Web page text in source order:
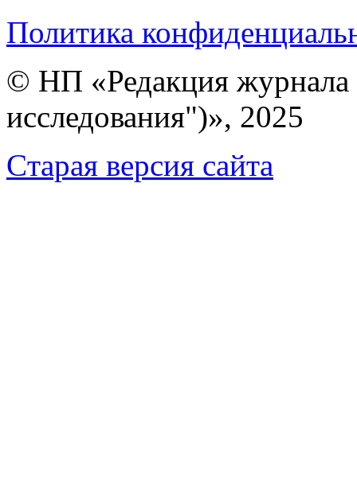
Политика
© НП «Редакция
исследования")», 2025
Cтарая версия сайта